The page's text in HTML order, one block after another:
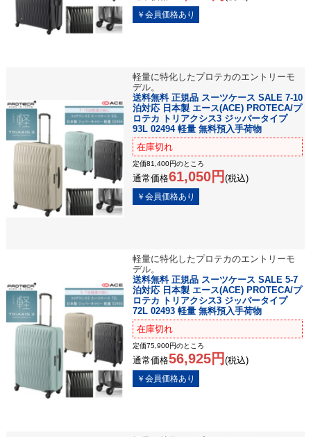
軽量に特化したプロテカのエントリーモ
デル。
送料無料 正規品 スーツケース SALE 7-10
泊対応 日本製 エース(ACE) PROTECA/プ
ロテカ トリアクシス3 ジッパータイプ
93L 02494 軽量 無料預入手荷物
在庫切れ
定価81,400円のところ
通常価格61,050円 (税込)
軽量に特化したプロテカのエントリーモ
デル。
送料無料 正規品 スーツケース SALE 5-7
泊対応 日本製 エース(ACE) PROTECA/プ
ロテカ トリアクシス3 ジッパータイプ
72L 02493 軽量 無料預入手荷物
在庫切れ
定価75,900円のところ
通常価格56,925円 (税込)